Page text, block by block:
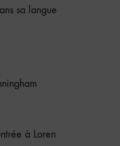
sa langue
à Loren